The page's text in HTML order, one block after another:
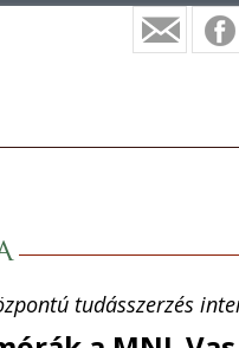
tudásszerzés